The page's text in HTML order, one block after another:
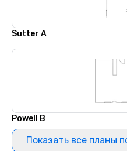
Sutter A
Powell B
Показать все планы